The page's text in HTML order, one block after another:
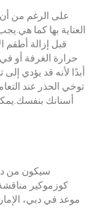
على الرغم من أن
العناية بها كما
قبل إزالة أطقم
حرارة الغرفة أو
أبدًا لأنه قد يؤدي
توخي الحذر عند
أسنانك
سيكون من
كوزموكير
موعد في دبي،